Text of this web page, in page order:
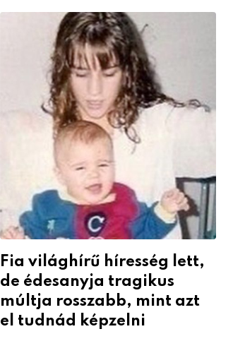
Fia világhírű híresség lett,
de édesanyja tragikus
múltja rosszabb, mint azt
el tudnád képzelni